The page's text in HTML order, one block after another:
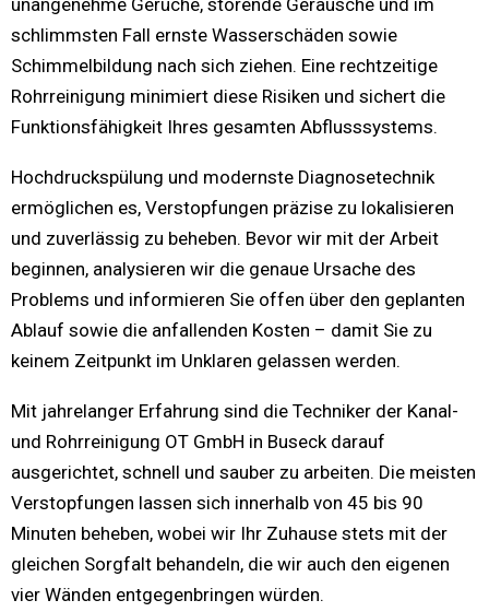
unangenehme Gerüche, störende Geräusche und im
schlimmsten Fall ernste Wasserschäden sowie
Schimmelbildung nach sich ziehen. Eine rechtzeitige
Rohrreinigung minimiert diese Risiken und sichert die
Funktionsfähigkeit Ihres gesamten Abflusssystems.
Hochdruckspülung und modernste Diagnosetechnik
ermöglichen es, Verstopfungen präzise zu lokalisieren
und zuverlässig zu beheben. Bevor wir mit der Arbeit
beginnen, analysieren wir die genaue Ursache des
Problems und informieren Sie offen über den geplanten
Ablauf sowie die anfallenden Kosten – damit Sie zu
keinem Zeitpunkt im Unklaren gelassen werden.
Mit jahrelanger Erfahrung sind die Techniker der Kanal-
und Rohrreinigung OT GmbH in Buseck darauf
ausgerichtet, schnell und sauber zu arbeiten. Die meisten
Verstopfungen lassen sich innerhalb von 45 bis 90
Minuten beheben, wobei wir Ihr Zuhause stets mit der
gleichen Sorgfalt behandeln, die wir auch den eigenen
vier Wänden entgegenbringen würden.